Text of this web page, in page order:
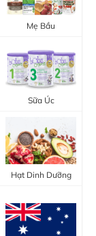
Mẹ Bầu
Sữa Úc
Hạt Dinh Dưỡng